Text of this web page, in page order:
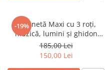
-19%
Trotinetă Maxi cu 3 roți,
muzică, lumini și ghidon
reglabil - Roz
185,00 Lei
150,00 Lei